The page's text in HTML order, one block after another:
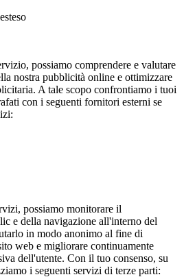
possiamo comprendere e valutare
nostra pubblicità online e ottimizzare
A tale scopo confrontiamo i tuoi
con i seguenti fornitori esterni se
possiamo monitorare il
e della navigazione all'interno del
in modo anonimo al fine di
web e migliorare continuamente
dell'utente. Con il tuo consenso, su
i seguenti servizi di terze parti: